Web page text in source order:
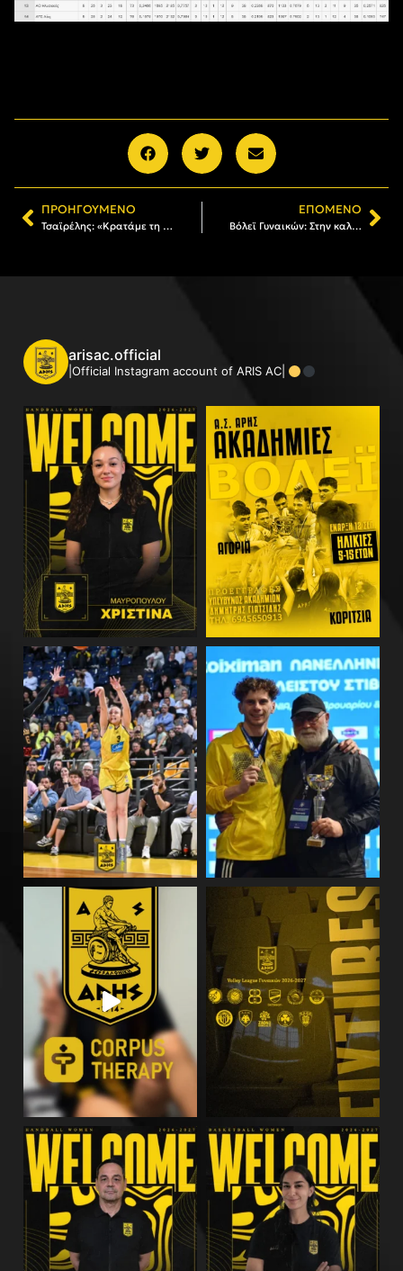
ΠΡΟΗΓΟΎΜΕΝΟ
Τσαϊρέλης: «Κρατάμε τη νίκη, πρέπει να προετοιμαστούμε κατάλληλα για τα πλέι οφ»
ΕΠΌΜΕΝΟ
Βόλεϊ Γυναικών: Στην καλύτερη επτάδα της αυλαίας η Δρακουλίδου
arisac.official
|Official Instagram account of ARIS AC|